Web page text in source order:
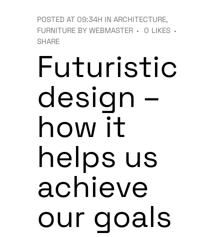
Futuristic
design –
how it
helps us
achieve
our goals
POSTED AT 09:34H IN ARCHITECTURE,
FURNITURE BY WEBMASTER 0 LIKES
SHARE